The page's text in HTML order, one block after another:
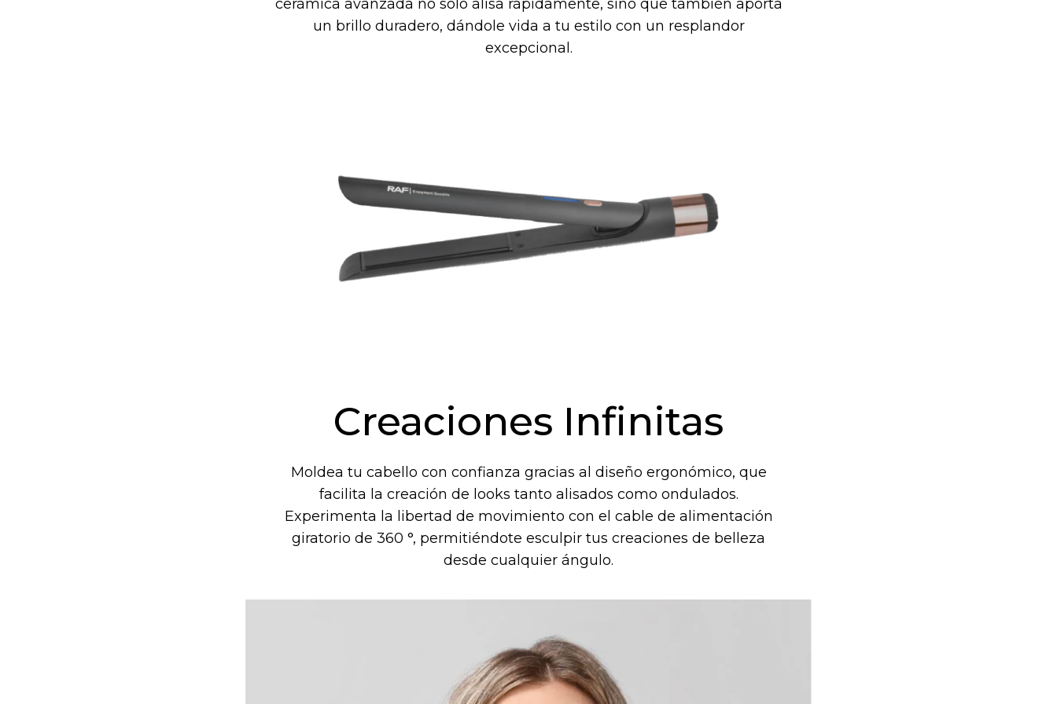
cerámica avanzada no solo alisa rápidamente, sino que también aporta
un brillo duradero, dándole vida a tu estilo con un resplandor
excepcional.
Creaciones Infinitas
Moldea tu cabello con confianza gracias al diseño ergonómico, que
facilita la creación de looks tanto alisados como ondulados.
Experimenta la libertad de movimiento con el cable de alimentación
giratorio de 360 °, permitiéndote esculpir tus creaciones de belleza
desde cualquier ángulo.